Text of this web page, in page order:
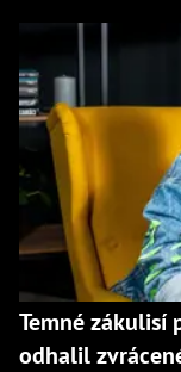
Temné zákulisí
odhalil